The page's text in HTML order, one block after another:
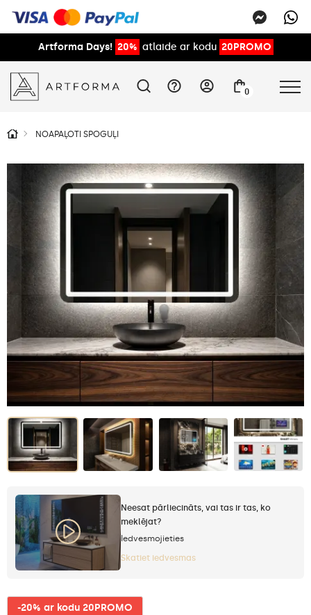
Artforma Days! 20% atlaide ar kodu 20PROMO
0
NOAPAĻOTI SPOGUĻI
Neesat pārliecināts, vai tas ir tas, ko
meklējat?
Iedvesmojieties
Skatiet iedvesmas
-20% ar kodu 20PROMO